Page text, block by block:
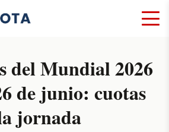
del Mundial 2026
de junio: cuotas
jornada